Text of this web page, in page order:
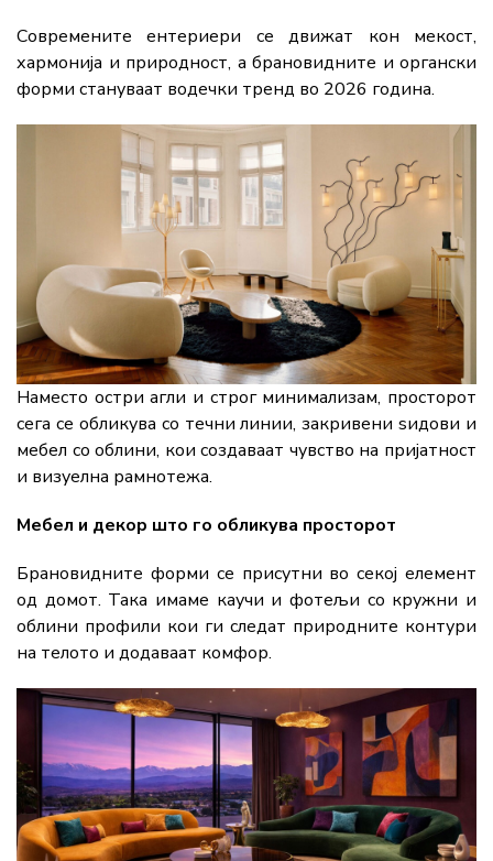
Современите ентериери се движат кон мекост,
хармонија и природност, а брановидните и органски
форми стануваат водечки тренд во 2026 година.
Наместо остри агли и строг минимализам, просторот
сега се обликува со течни линии, закривени ѕидови и
мебел со облини, кои создаваат чувство на пријатност
и визуелна рамнотежа.
Мебел и декор што го обликува просторот
Брановидните форми се присутни во секој елемент
од домот. Така имаме каучи и фотељи со кружни и
облини профили кои ги следат природните контури
на телото и додаваат комфор.